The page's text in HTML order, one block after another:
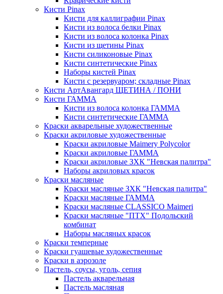
Кисти Pinax
Кисти для каллиграфии Pinax
Кисти из волоса белки Pinax
Кисти из волоса колонка Pinax
Кисти из щетины Pinax
Кисти силиконовые Pinax
Кисти синтетические Pinax
Наборы кистей Pinax
Кисти с резервуаром; складные Pinax
Кисти АртАвангард ЩЕТИНА / ПОНИ
Кисти ГАММА
Кисти из волоса колонка ГАММА
Кисти синтетические ГАММА
Краски акварельные художественные
Краски акриловые художественные
Краски акриловые Maimery Polycolor
Краски акриловые ГАММА
Краски акриловые ЗХК "Невская палитра"
Наборы акриловых красок
Краски масляные
Краски масляные ЗХК "Невская палитра"
Краски масляные ГАММА
Краски масляные CLASSICO Maimeri
Краски масляные "ПТХ" Подольский
комбинат
Наборы масляных красок
Краски темперные
Краски гуашевые художественные
Краски в аэрозоле
Пастель, соусы, уголь, сепия
Пастель акварельная
Пастель масляная